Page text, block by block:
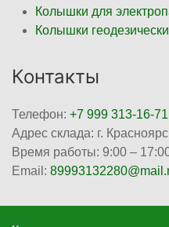
Колышки для
Колышки
Контакты
Телефон: +7 999 313-16-71
Адрес склада: г.
Время работы: 9:00 –
Email: